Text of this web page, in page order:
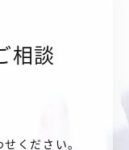
相談
ください。